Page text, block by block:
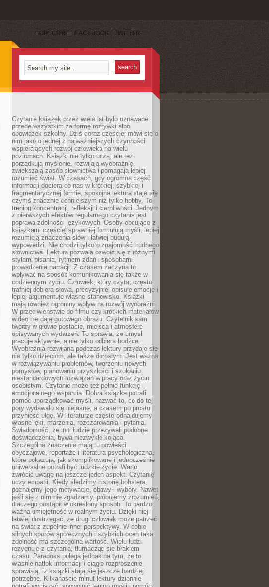
SUBSCRIBE FACEBOOK TWITTER
Czytanie książek przez wiele lat było uznawane
przede wszystkim za formę rozrywki albo
obowiązek szkolny. Dziś coraz częściej mówi się o
nim jako o jednej z najważniejszych czynności
wspierających rozwój człowieka na wielu
poziomach. Książki nie tylko uczą, ale też
porządkują myślenie, rozwijają wyobraźnię,
zwiększają zasób słownictwa i pomagają lepiej
rozumieć świat. W czasach, gdy ogromna część
informacji dociera do nas w krótkiej, szybkiej i
fragmentarycznej formie, spokojna lektura staje się
czymś znacznie cenniejszym niż tylko hobby. To
trening koncentracji, refleksji i cierpliwości. Jednym
z pierwszych efektów regularnego czytania jest
poprawa zdolności językowych. Osoby obcujące z
książkami częściej sprawniej formułują myśli, lepiej
rozumieją znaczenia słów i łatwiej budują
wypowiedzi. Nie chodzi tylko o znajomość trudnego
słownictwa. Lektura pozwala oswoić się z różnymi
stylami pisania, rytmem zdań i sposobami
prowadzenia narracji. Z czasem zaczyna to
wpływać na sposób komunikowania się także w
codziennym życiu. Człowiek, który czyta, często
trafniej dobiera słowa, precyzyjniej opisuje emocje i
lepiej argumentuje własne stanowisko. Książki
mają również ogromny wpływ na rozwój wyobraźni.
W przeciwieństwie do filmu czy krótkich materiałów
wideo nie dają gotowego obrazu. Czytelnik sam
tworzy w głowie postacie, miejsca i atmosferę
opisywanych wydarzeń. To sprawia, że umysł
pracuje aktywnie, a nie tylko odbiera bodźce.
Wyobraźnia rozwijana podczas lektury przydaje się
nie tylko dzieciom, ale także dorosłym. Jest ważna
w rozwiązywaniu problemów, tworzeniu nowych
pomysłów, planowaniu przyszłości i szukaniu
niestandardowych rozwiązań w pracy oraz życiu
osobistym. Czytanie może też pełnić funkcję
emocjonalnego wsparcia. Dobra książka potrafi
pomóc uporządkować myśli, nazwać to, co do tej
pory wydawało się niejasne, a czasem po prostu
przynieść ulgę. W literaturze często odnajdujemy
własne lęki, marzenia, rozczarowania i pytania.
Świadomość, że inni ludzie przeżywali podobne
doświadczenia, bywa niezwykle kojąca.
Szczególne znaczenie mają tu powieści
obyczajowe, reportaże i literatura psychologiczna,
które pokazują, jak skomplikowane i jednocześnie
uniwersalne potrafi być ludzkie życie. Warto
zwrócić uwagę na jeszcze jeden aspekt. Czytanie
uczy empatii. Kiedy śledzimy historię bohatera,
poznajemy jego motywacje, obawy i wybory. Nawet
jeśli się z nim nie zgadzamy, próbujemy zrozumieć,
dlaczego postąpił w określony sposób. To bardzo
ważna umiejętność w realnym życiu. Dzięki niej
łatwiej dostrzegać, że drugi człowiek może patrzeć
na świat z zupełnie innej perspektywy. W dobie
silnych sporów społecznych i szybkich ocen taka
zdolność ma szczególną wartość. Wielu ludzi
rezygnuje z czytania, tłumacząc się brakiem
czasu. Paradoks polega jednak na tym, że to
właśnie natłok informacji i ciągłe rozproszenie
sprawiają, iż książki stają się jeszcze bardziej
potrzebne. Kilkanaście minut lektury dziennie